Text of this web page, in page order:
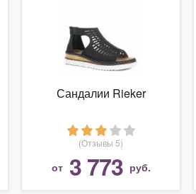
Сандалии Rieker
(Отзывы 5)
от 3 773 руб.